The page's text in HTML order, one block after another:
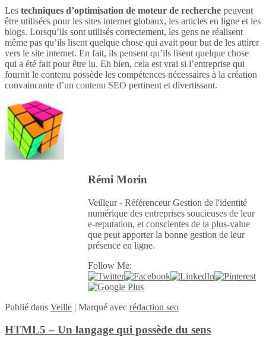
Les techniques d’optimisation de moteur de recherche peuvent
être utilisées pour les sites internet globaux, les articles en ligne et les
blogs. Lorsqu’ils sont utilisés correctement, les gens ne réalisent
même pas qu’ils lisent quelque chose qui avait pour but de les attirer
vers le site internet. En fait, ils pensent qu’ils lisent quelque chose
qui a été fait pour être lu. Eh bien, cela est vrai si l’entreprise qui
fournit le contenu possède les compétences nécessaires à la création
convaincante d’un contenu SEO pertinent et divertissant.
Rémi Morin
Veilleur - Référenceur Gestion de l'identité
numérique des entreprises soucieuses de leur
e-reputation, et conscientes de la plus-value
que peut apporter la bonne gestion de leur
présence en ligne.
Follow Me:
Publié dans Veille | Marqué avec rédaction seo
HTML5 – Un langage qui possède du sens